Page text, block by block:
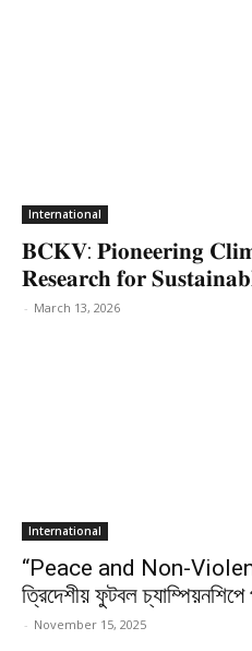
International
𝐁𝐂𝐊𝐕: 𝐏𝐢𝐨𝐧𝐞𝐞𝐫𝐢𝐧𝐠
𝐑𝐞𝐬𝐞𝐚𝐫𝐜𝐡 𝐟𝐨𝐫
- March 13, 2026
International
“Peace and Non-
ত্রিদেশীয় ফুটবল চ্যাম্পিয়নশিপে
- November 15, 2025